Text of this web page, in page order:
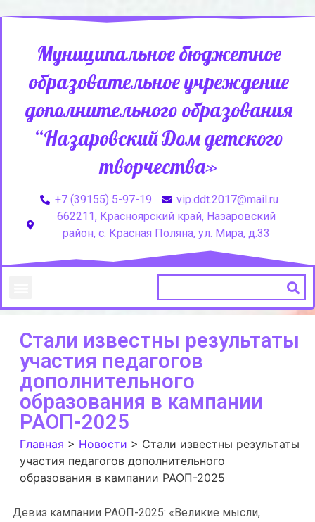
Муниципальное бюджетное
образовательное учреждение
дополнительного образования
“Назаровский Дом детского
творчества»
+7 (39155) 5-97-19
vip.ddt.2017@mail.ru
662211, Красноярский край, Назаровский
район, с. Красная Поляна, ул. Мира, д.33
Стали известны результаты
участия педагогов
дополнительного
образования в кампании
РАОП-2025
Главная > Новости > Стали известны результаты
участия педагогов дополнительного
образования в кампании РАОП-2025
Девиз кампании РАОП-2025: «Великие мысли,